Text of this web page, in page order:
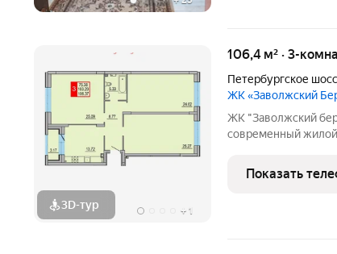
3D-тур + 1
106,4 м² · 3-
Петербургское
ЖК «Заволжский
ЖК "Заволжский
современный жилой
пятнадцати 8-
полузамкнутых
Показать